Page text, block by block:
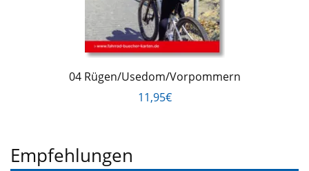
04 Rügen/Usedom/Vorpommern
11,95€
Empfehlungen